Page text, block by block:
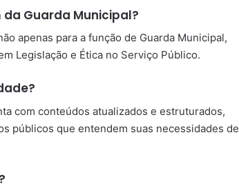
Guarda Municipal?
apenas para a função de Guarda Municipal,
Legislação e Ética no Serviço Público.
com conteúdos atualizados e estruturados,
públicos que entendem suas necessidades de